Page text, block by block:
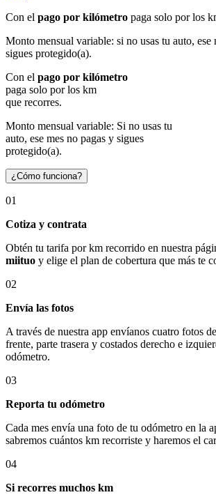
Con el pago por kilómetro paga solo por los
Monto mensual variable: si no usas tu auto, ese
sigues protegido(a).
Con el pago por kilómetro
paga solo por los km
que recorres.
Monto mensual variable: Si no usas tu
auto, ese mes no pagas y sigues
protegido(a).
¿Cómo funciona?
01
Cotiza y contrata
Obtén tu tarifa por km recorrido en nuestra
miituo y elige el plan de cobertura que más te
02
Envía las fotos
A través de nuestra app envíanos cuatro fotos
frente, parte trasera y costados derecho e
odómetro.
03
Reporta tu odómetro
Cada mes envía una foto de tu odómetro en la
sabremos cuántos km recorriste y haremos el
04
Si recorres muchos km